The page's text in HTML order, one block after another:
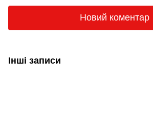
Новий коментар
Інші записи